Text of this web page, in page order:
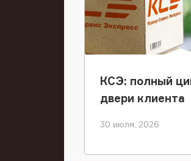
КСЭ: полный
двери клиента
30 июля, 2026